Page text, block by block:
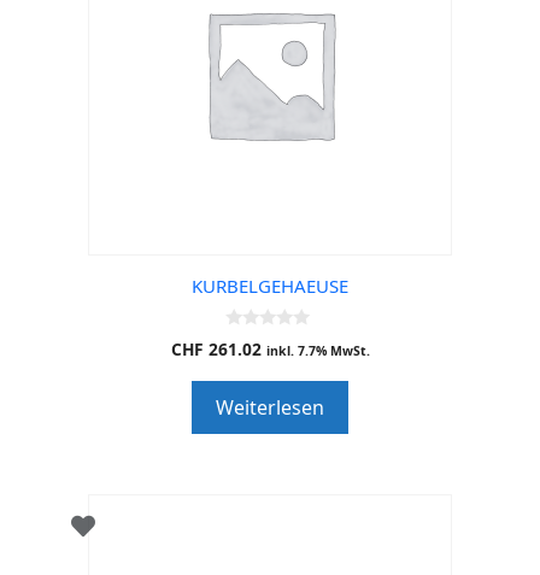
KURBELGEHAEUSE
0
o
o
f
5
CHF 261.02 inkl. 7.7% MwSt.
Weiterlesen